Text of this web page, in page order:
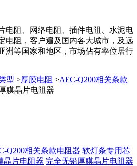
电阻、网络电阻、插件电阻、水泥电
电阻，客户遍及国内各大城市，及远
洲等国家和地区，市场佔有率位居行
型 >厚膜电阻 >AEC-Q200相关条款
膜晶片电阻器
Q200相关条款电阻器 软灯条专用芯
晶片电阻器 完全无铅厚膜晶片电阻器